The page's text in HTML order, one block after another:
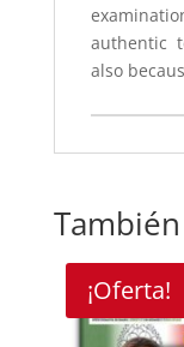
authentic
also
¡Oferta!